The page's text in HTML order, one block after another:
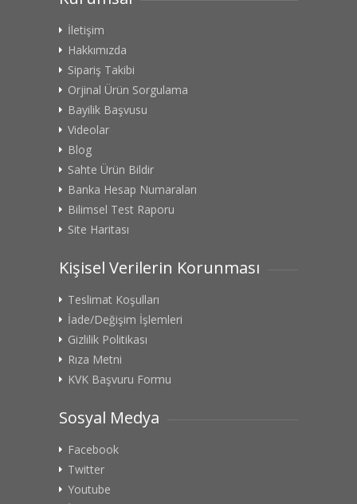
İletişim
Hakkımızda
Sipariş Takibi
Orjinal Ürün Sorgulama
Bayilik Başvusu
Videolar
Blog
Sahte Ürün Bildir
Banka Hesap Numaraları
Bilimsel Test Raporu
Site Haritası
Kişisel Verilerin Korunması
Teslimat Koşulları
İade/Değişim İşlemleri
Gizlilik Politikası
Rıza Metni
KVK Başvuru Formu
Sosyal Medya
Facebook
Twitter
Youtube